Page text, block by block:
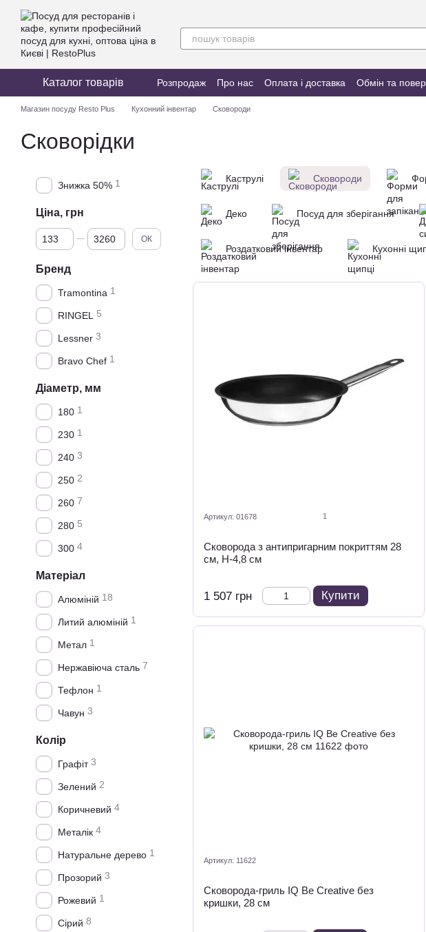
Перейти до основного контенту
Каталог товарів Розпродаж Про нас Оплата і доставка Обмін та
Магазин посуду Resto Plus Кухонний інвентар Сковороди
Сковорідки
Каструлі Сковороди
Деко Посуд для зберігання
Роздатковий інвентар Кухонні
Артикул: 01678 1
Сковорода з антипригарним покриттям 28
см, H-4,8 см
1 507 грн Купити
Артикул: 11622
Сковорода-гриль IQ Be Creative без
кришки, 28 см
Знижка 50% 1
Ціна, грн
Від Ціна, грн
До Ціна, грн ОК
Бренд
Tramontina 1
RINGEL 5
Lessner 3
Bravo Chef 1
Діаметр, мм
180 1
230 1
240 3
250 2
260 7
280 5
300 4
Матеріал
Алюміній 18
Литий алюміній 1
Метал 1
Нержавіюча сталь 7
Тефлон 1
Чавун 3
Колір
Графіт 3
Зелений 2
Коричневий 4
Металік 4
Натуральне дерево 1
Прозорий 3
Рожевий 1
Сірий 8